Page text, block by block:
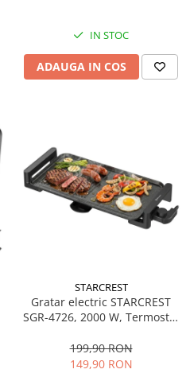
IN STOC
ADAUGA IN COS
STARCREST
Gratar electric STARCREST
SGR-4726, 2000 W, Termostat
ceramic tip grill/neted,
Suprafata de gatire 47 x 26.5
199,90 RON
149,90 RON